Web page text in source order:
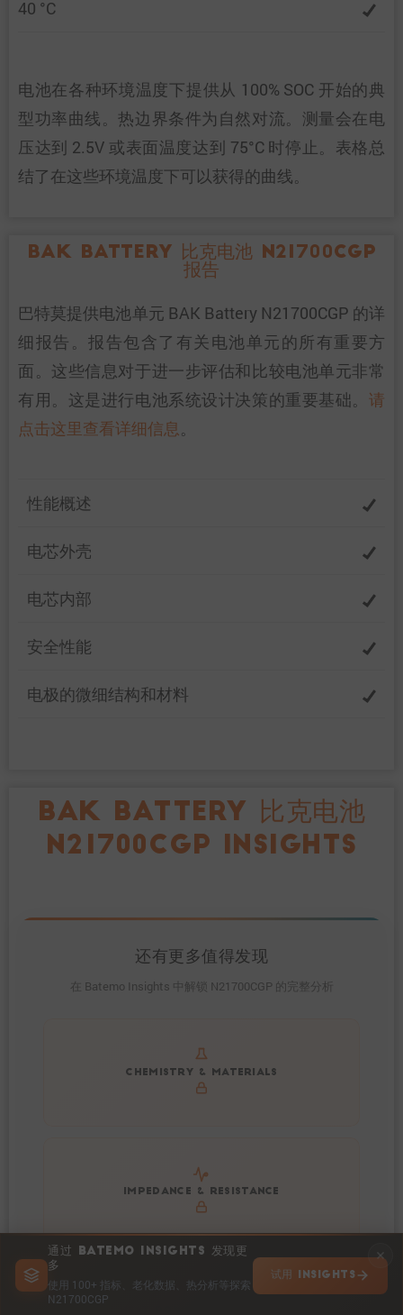
通过 BATEMO INSIGHTS 发现更
多
使用 100+ 指标、老化数据、热分析等探索
N21700CGP
试用 INSIGHTS
40 °C
电池在各种环境温度下提供从 100% SOC 开始的典
型功率曲线。热边界条件为自然对流。测量会在电
压达到 2.5V 或表面温度达到 75°C 时停止。表格总
结了在这些环境温度下可以获得的曲线。
BAK Battery 比克电池 N21700CGP
报告
巴特莫提供电池单元 BAK Battery N21700CGP 的详
细报告。报告包含了有关电池单元的所有重要方
面。这些信息对于进一步评估和比较电池单元非常
有用。这是进行电池系统设计决策的重要基础。 请
点击这里查看详细信息。
性能概述
电芯外壳
电芯内部
安全性能
电极的微细结构和材料
BAK BATTERY 比克电池
N21700CGP INSIGHTS
还有更多值得发现
在 Batemo Insights 中解锁 N21700CGP 的完整分析
CHEMISTRY & MATERIALS
Get to know active materials for the N21700CGP
IMPEDANCE & RESISTANCE
Explore impedance spectrum and DCIR (SOC, T) of
N21700CGP
Explore heat generation and cell efficiency at different